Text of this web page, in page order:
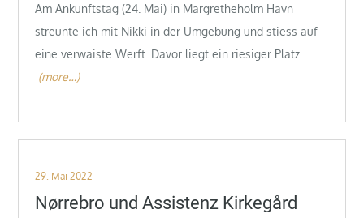
Am Ankunftstag (24. Mai) in Margretheholm Havn
streunte ich mit Nikki in der Umgebung und stiess auf
eine verwaiste Werft. Davor liegt ein riesiger Platz.
(more…)
Posted
on
29. Mai 2022
Nørrebro und Assistenz Kirkegård